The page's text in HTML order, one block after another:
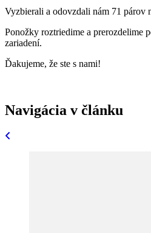
Vyzbierali a odovzdali nám 71 párov
Ponožky roztriedime a prerozdelime
zariadení.
Ďakujeme, že ste s nami!
Navigácia v článku